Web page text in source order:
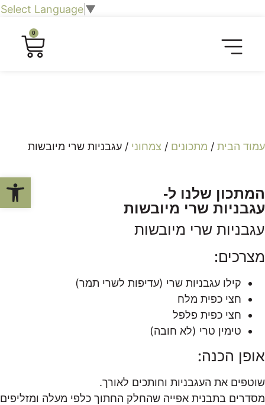
Select Language▼
0
עמוד הבית / מתכונים / צמחוני / עגבניות שרי מיובשות
המתכון שלנו ל-
עגבניות שרי מיובשות
עגבניות שרי מיובשות
מצרכים:
קילו עגבניות שרי (עדיפות לשרי תמר)
חצי כפית מלח
חצי כפית פלפל
טימין טרי (לא חובה)
אופן הכנה:
שוטפים את העגבניות וחותכים לאורך.
מסדרים בתבנית אפייה שהחלק החתוך כלפי מעלה ומזליפים
פתח